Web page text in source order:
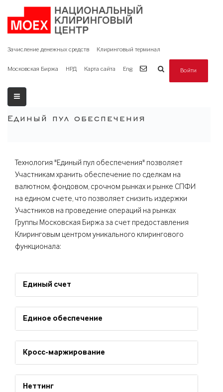
Зачисление денежных средств Клиринговый терминал
Московская Биржа НРД Карта сайта Eng Войти
Единый пул обеспечения
Технология "Единый пул обеспечения" позволяет
Участникам хранить обеспечение по сделкам на
валютном, фондовом, срочном рынках и рынке СПФИ
на едином счете, что позволяет снизить издержки
Участников на проведение операций на рынках
Группы Московская Биржа за счет предоставления
Клиринговым центром уникального клирингового
функционала:
Единый счет
Единое обеспечение
Кросс-маржирование
Неттинг